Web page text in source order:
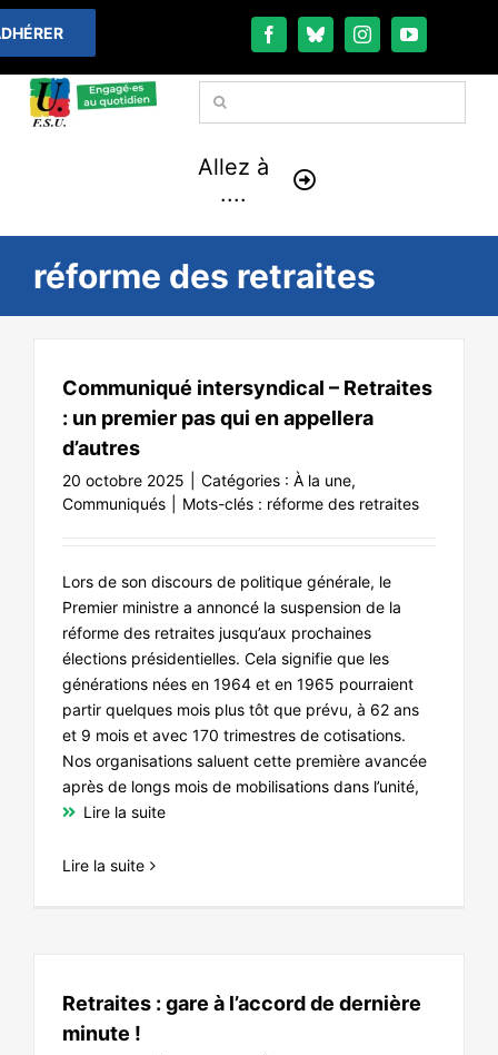
Passer
au
contenu
Rechercher:
Allez à
....
À LA UNE
THÉMATIQUES
LA VIE FÉDÉRALE
COMMUNIQUÉS
NOS ACTIONS
réforme des retraites
Communiqué intersyndical – Retraites
: un premier pas qui en appellera
d’autres
20 octobre 2025 Catégories : À la une,
Communiqués
Mots-clés : réforme des retraites
Lors de son discours de politique générale, le
Premier ministre a annoncé la suspension de la
réforme des retraites jusqu’aux prochaines
élections présidentielles. Cela signifie que les
générations nées en 1964 et en 1965 pourraient
partir quelques mois plus tôt que prévu, à 62 ans
et 9 mois et avec 170 trimestres de cotisations.
Nos organisations saluent cette première avancée
après de longs mois de mobilisations dans l’unité,
Lire la suite
Lire la suite
Retraites : gare à l’accord de dernière
minute !